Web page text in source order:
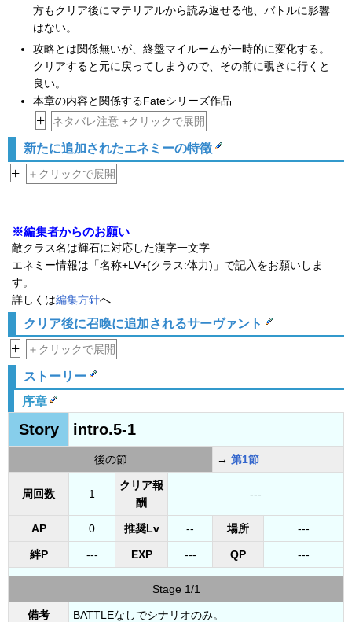
方もクリア後にマテリアルから読み返せる他、バトルに影響
はない。
攻略とは関係無いが、終盤マイルームが一時的に変化する。
クリアすると元に戻ってしまうので、その前に覗きに行くと
良い。
本章の内容と関係するFateシリーズ作品
+ ネタバレ注意 +クリックで展開
新たに追加されたエネミーの特徴
+ ＋クリックで展開
※編集者からのお願い
敵クラス名は輝石に対応した漢字一文字
エネミー情報は「名称+LV+(クラス:体力)」で記入をお願いしま
す。
詳しくは編集方針へ
クリア後に召喚に追加されるサーヴァント
+ ＋クリックで展開
ストーリー
序章
Story intro.5-1
後の節 → 第1節
周回数 1
クリア報
酬
---
AP 0 推奨Lv -- 場所 ---
絆P --- EXP --- QP ---
Stage 1/1
備考
BATTLEなしでシナリオのみ。